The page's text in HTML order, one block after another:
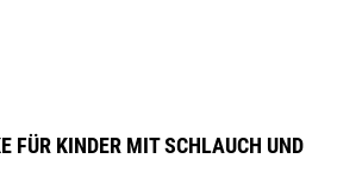
FÜR KINDER MIT SCHLAUCH UND